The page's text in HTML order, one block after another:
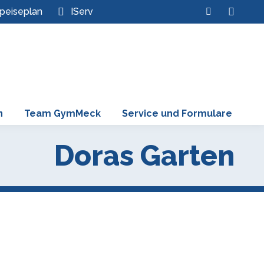
IServ
Instagram
Search:
Team GymMeck Service und Formulare
Doras Garten